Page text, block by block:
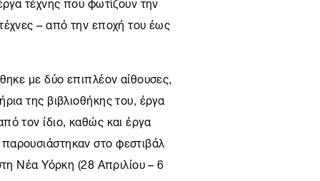
– από την εποχή του έως
με δύο επιπλέον αίθουσες,
της βιβλιοθήκης του, έργα
τον ίδιο, καθώς και έργα
στο φεστιβάλ
Νέα Υόρκη (28 Απριλίου – 6